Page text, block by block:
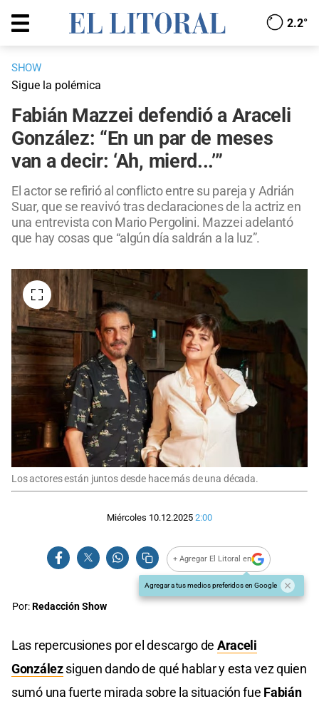
2.2°
SHOW
Sigue la polémica
Fabián Mazzei defendió a Araceli
González: “En un par de meses
van a decir: ‘Ah, mierd...’”
El actor se refirió al conflicto entre su pareja y Adrián
Suar, que se reavivó tras declaraciones de la actriz en
una entrevista con Mario Pergolini. Mazzei adelantó
que hay cosas que “algún día saldrán a la luz”.
Los actores están juntos desde hace más de una década.
Miércoles 10.12.2025 2:00
+ Agregar El Litoral en
Agregar a tus medios preferidos en Google
Por:Redacción Show
Las repercusiones por el descargo de Araceli
Gonzálezsiguen dando de qué hablar y esta vez quien
sumó una fuerte mirada sobre la situación fue Fabián